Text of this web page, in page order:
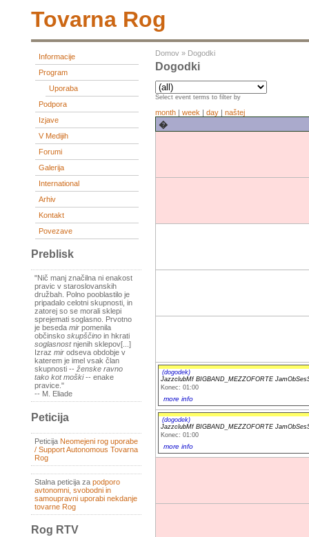
Tovarna Rog
Informacije
Program
Uporaba
Podpora
Izjave
V Medijih
Forumi
Galerija
International
Arhiv
Kontakt
Povezave
Preblisk
"Nič manj značilna ni enakost
pravic v staroslovanskih
družbah. Polno pooblastilo je
pripadalo celotni skupnosti, in
zatorej so se morali sklepi
sprejemati soglasno. Prvotno
je beseda mir pomenila
občinsko skupščino in hkrati
soglasnostnjenih sklepov[...]
Izraz mir odseva obdobje v
katerem je imel vsak član
skupnosti -- ženske ravno
tako kot moški-- enake
pravice."
-- M. Eliade
Peticija
Peticija Neomejeni rog uporabe
/ Support Autonomous Tovarna
Rog
Stalna peticija za podporo
avtonomni, svobodni in
samoupravni uporabi nekdanje
tovarne Rog
Rog RTV
Domov » Dogodki
Dogodki
Select event terms to filter by
month | week | day | naštej
�
(dogodek)
JazzclubMf BIGBAND_MEZZOFORTE
Konec: 01:00
more info
(dogodek)
JazzclubMf BIGBAND_MEZZOFORTE
Konec: 01:00
more info